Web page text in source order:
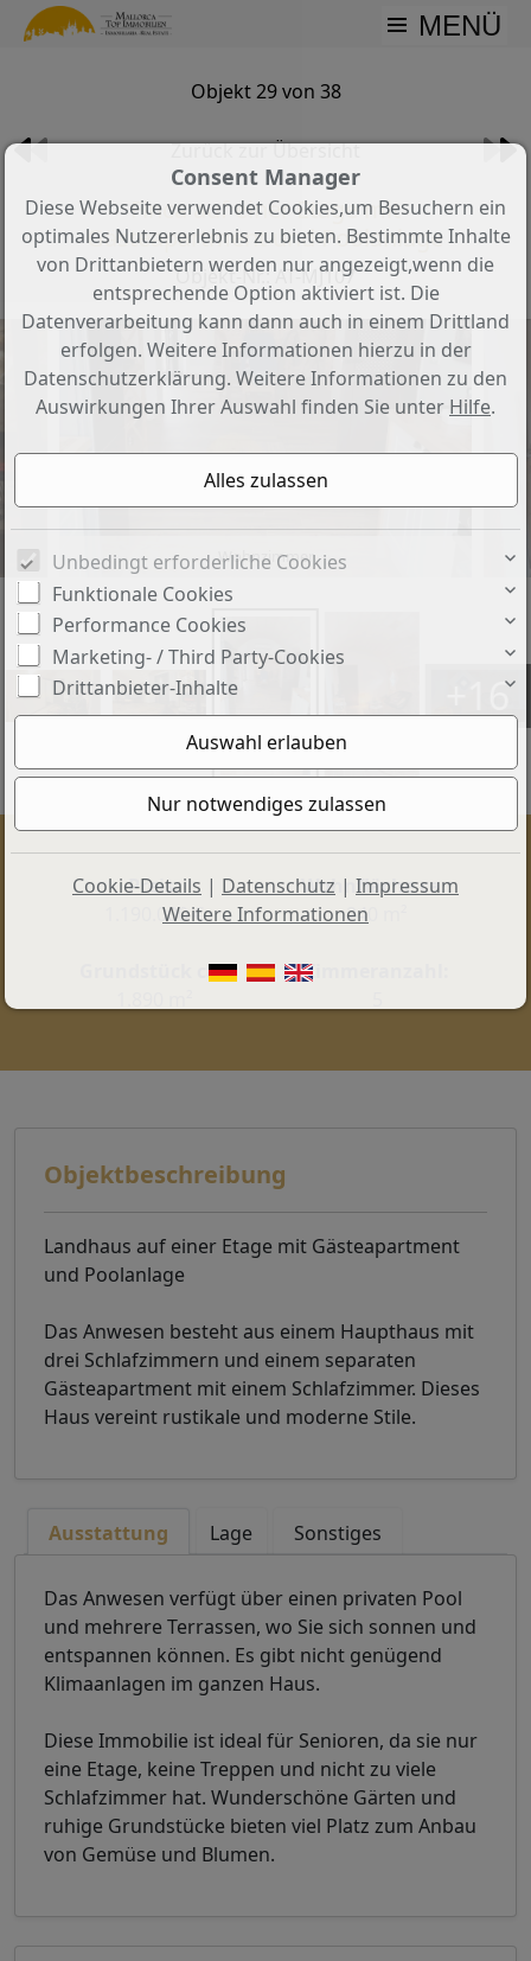
MENÜ
Objekt 29 von 38
Zurück zur Übersicht
Finca auf einer Etage mit
Gästeapartment und Poolanlage
Objekt-Nr.: AT-MJ107
Wohnzimmer
+16
Preis:
1.190.000 €
Wohnfläche ca.:
240 m²
Grundstück ca.:
Zimmeranzahl:
Objektbeschreibung
Landhaus auf einer Etage mit Gästeapartment
und Poolanlage
Das Anwesen besteht aus einem Haupthaus mit
drei Schlafzimmern und einem separaten
Gästeapartment mit einem Schlafzimmer. Dieses
Haus vereint rustikale und moderne Stile.
Ausstattung Lage Sonstiges
Das Anwesen verfügt über einen privaten Pool
und mehrere Terrassen, wo Sie sich sonnen und
entspannen können. Es gibt nicht genügend
Klimaanlagen im ganzen Haus.
Diese Immobilie ist ideal für Senioren, da sie nur
eine Etage, keine Treppen und nicht zu viele
Schlafzimmer hat. Wunderschöne Gärten und
ruhige Grundstücke bieten viel Platz zum Anbau
von Gemüse und Blumen.
Consent Manager
Diese Webseite verwendet Cookies,um Besuchern ein
optimales Nutzererlebnis zu bieten. Bestimmte Inhalte
von Drittanbietern werden nur angezeigt,wenn die
entsprechende Option aktiviert ist. Die
Datenverarbeitung kann dann auch in einem Drittland
erfolgen. Weitere Informationen hierzu in der
Datenschutzerklärung. Weitere Informationen zu den
Auswirkungen Ihrer Auswahl finden Sie unter Hilfe.
Unbedingt erforderliche Cookies
Funktionale Cookies
Performance Cookies
Marketing- / Third Party-Cookies
Drittanbieter-Inhalte
Cookie-Details | Datenschutz | Impressum
Weitere Informationen